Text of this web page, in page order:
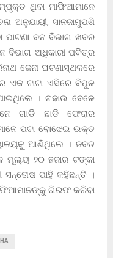
ଥିବା ମାଫିଆମାନେ
ଅନୁଯାୟୀ, ସାନଜାମୁପଶି
ପାଟଣା ବନ ବିଭାଗ ଖବର
ବିଭାଗ ଅଧିକାରୀ ପବିତ୍ର
ଜେନା ଘଟଣାସ୍ଥଳରେ
ଏକ ଟାଟା ଏସିରେ ବିପୁଳ
। ଚଢାଉ ବେଳେ
ଗାଡି ଛାଡି ଫେରାର
ପଟା ବୋଝେଇ ଉକ୍ତ
ଆଣିଥିଲେ । ଜବତ
ମୂଲ୍ୟ ୨୦ ହଜାର ଟଙ୍କା
ସନ୍ତୋଷ ପାହି କହିଛନ୍ତି ।
ଗିରଫ କରିବା